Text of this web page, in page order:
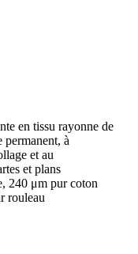
en tissu rayonne de
permanent, à
et au
et plans
240 μm pur coton
rouleau